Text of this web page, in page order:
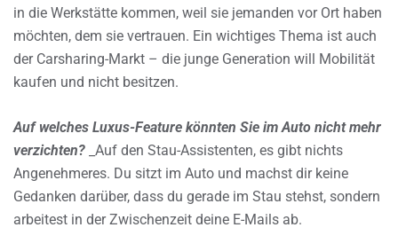
in die Werkstätte kommen, weil sie jemanden vor Ort haben
möchten, dem sie vertrauen. Ein wichtiges Thema ist auch
der Carsharing-Markt – die junge Generation will Mobilität
kaufen und nicht besitzen.
Auf welches Luxus-Feature könnten Sie im Auto nicht mehr
verzichten? _Auf den Stau-Assistenten, es gibt nichts
Angenehmeres. Du sitzt im Auto und machst dir keine
Gedanken darüber, dass du gerade im Stau stehst, sondern
arbeitest in der Zwischenzeit deine E-Mails ab.